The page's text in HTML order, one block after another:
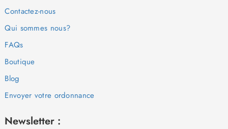
Contactez-nous
Qui sommes nous?
FAQs
Boutique
Blog
Envoyer votre ordonnance
Newsletter :